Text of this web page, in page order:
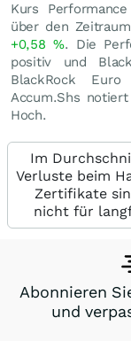
Kurs
über den
+0,58 %. Die
positiv und
BlackRock
Accum.Shs
Hoch.
Im
Verluste beim
Zertifikate
nicht für
Abonnieren
und